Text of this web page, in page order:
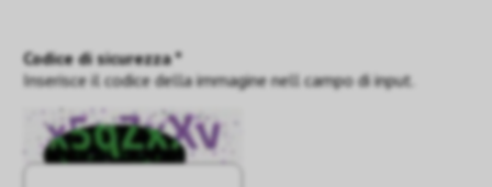
Codice di sicurezza *
Inserisce il codice della immagine nell campo di input.